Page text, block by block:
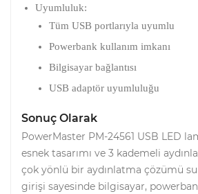
Uyumluluk:
Tüm USB portlarıyla uyumlu
Powerbank kullanım imkanı
Bilgisayar bağlantısı
USB adaptör uyumluluğu
Sonuç Olarak
PowerMaster PM-24561 USB LED
esnek tasarımı ve 3 kademeli
çok yönlü bir aydınlatma çözümü
girişi sayesinde bilgisayar,